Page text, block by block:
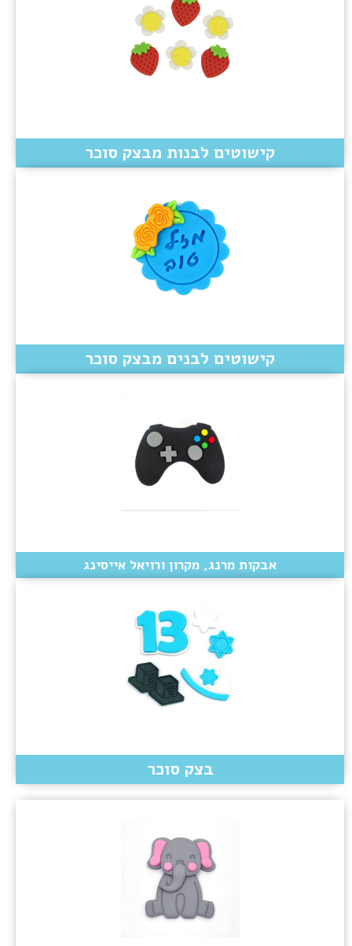
קישוטים לבנות מבצק סוכר
קישוטים לבנים מבצק סוכר
אבקות מרנג, מקרון ורויאל אייסינג
בצק סוכר